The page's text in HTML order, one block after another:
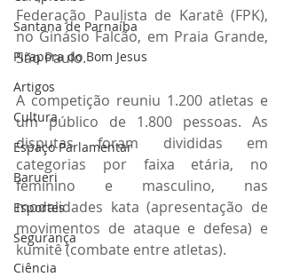
Santana de Parnaíba
Pirapora do Bom Jesus
Artigos
Cultura
Espaço Parlamentar
Barueri
Esportes
Segurança
Ciência
Federação Paulista de Karatê (FPK),
no Ginásio Falcão, em Praia Grande,
São Paulo.
A competição reuniu 1.200 atletas e
um público de 1.800 pessoas. As
disputas foram divididas em
categorias por faixa etária, no
feminino e masculino, nas
modalidades kata (apresentação de
movimentos de ataque e defesa) e
kumitê (combate entre atletas).